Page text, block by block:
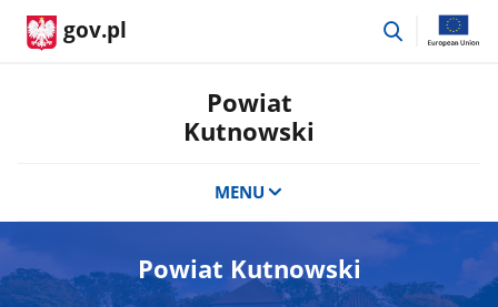
gov.pl
przejdź
Powiat
Kutnowski
MENU
Powiat Kutnowski